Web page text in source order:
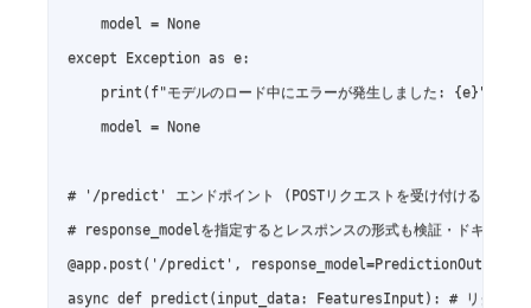
    model = None
except Exception as e:
    print(f"モデルのロード中にエラーが発生しました: {e}")
    model = None
# '/predict' エンドポイント (POSTリクエストを受け付ける)
# response_modelを指定するとレスポンスの形式も検証・ドキュメン
@app.post('/predict', response_model=PredictionOutput)
async def predict(input_data: FeaturesInput): # リクエスト